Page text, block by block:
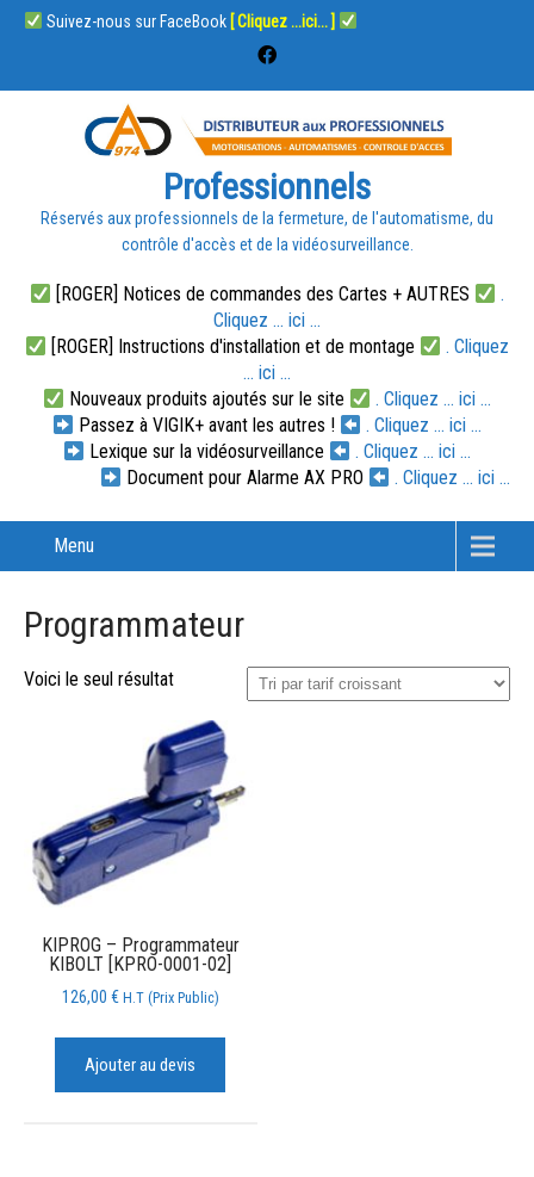
Suivez-nous sur FaceBook [ Cliquez ...ici... ]
Professionnels
Réservés aux professionnels de la fermeture, de l'automatisme, du
contrôle d'accès et de la vidéosurveillance.
[ROGER] Notices de commandes des Cartes + AUTRES
.
Cliquez ... ici ...
[ROGER] Instructions d'installation et de montage
. Cliquez
... ici ...
Nouveaux produits ajoutés sur le site
. Cliquez ... ici ...
Passez à VIGIK+ avant les autres !
. Cliquez ... ici ...
Lexique sur la vidéosurveillance
. Cliquez ... ici ...
Document pour Alarme AX PRO
. Cliquez ... ici ...
Menu
Programmateur
Voici le seul résultat
KIPROG – Programmateur
KIBOLT [KPRO-0001-02]
126,00 € H.T (Prix Public)
Ajouter au devis